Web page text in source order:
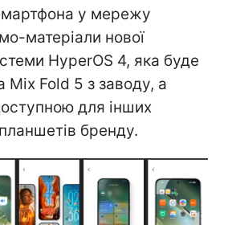
у мережу
матеріали нової
HyperOS 4, яка буде
Mix Fold 5 з заводу, а
для інших
бренду.